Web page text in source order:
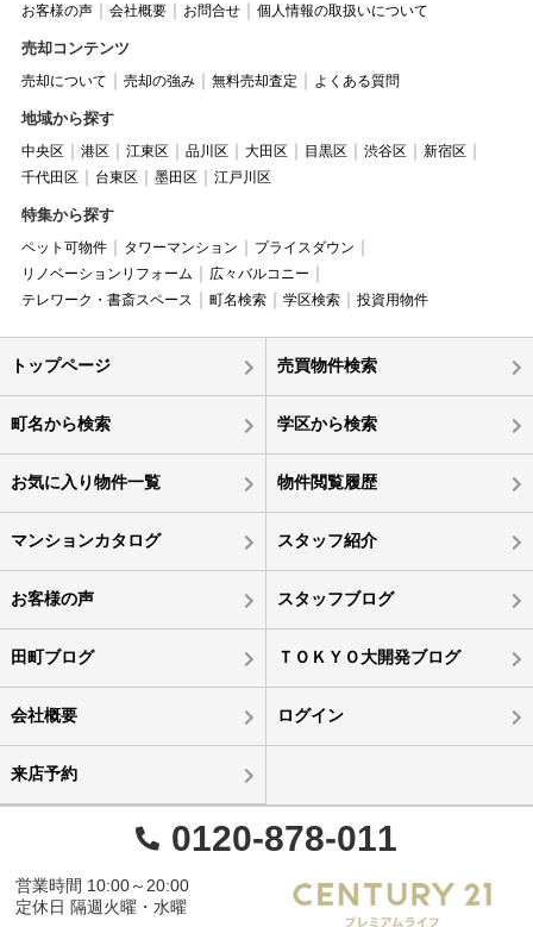
お客様の声
会社概要 お問合せ 個人情報の取扱いについて
売却コンテンツ
売却について 売却の強み 無料売却査定 よくある質問
地域から探す
中央区 港区 江東区 品川区 大田区 目黒区 渋谷区
新宿区
千代田区
台東区 墨田区 江戸川区
特集から探す
ペット可物件 タワーマンション
プライスダウン
リノベーションリフォーム
広々バルコニー
テレワーク・書斎スペース
町名検索 学区検索 投資用物件
トップページ 売買物件検索
町名から検索 学区から検索
お気に入り物件一覧 物件閲覧履歴
マンションカタログ スタッフ紹介
お客様の声 スタッフブログ
田町ブログ ＴＯＫＹＯ大開発ブログ
会社概要 ログイン
来店予約
0120-878-011
営業時間 10:00～20:00
定休日 隔週火曜・水曜